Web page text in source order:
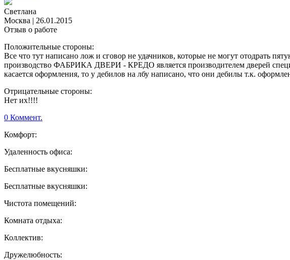
Светлана
Москва | 26.01.2015
Отзыв о работе
Положительные стороны:
Все что тут написано лож и сговор не удачников, которые не могут отодрать
производство ФАБРИКА ДВЕРИ - КРЕДО является производителем дверей
касается оформления, то у дебилов на лбу написано, что они дебилы т.к.
Отрицательные стороны:
Нет их!!!!
0 Коммент.
Комфорт:
Удаленность офиса:
Бесплатные вкусняшки:
Бесплатные вкусняшки:
Чистота помещений:
Комната отдыха:
Коллектив:
Дружелюбность: